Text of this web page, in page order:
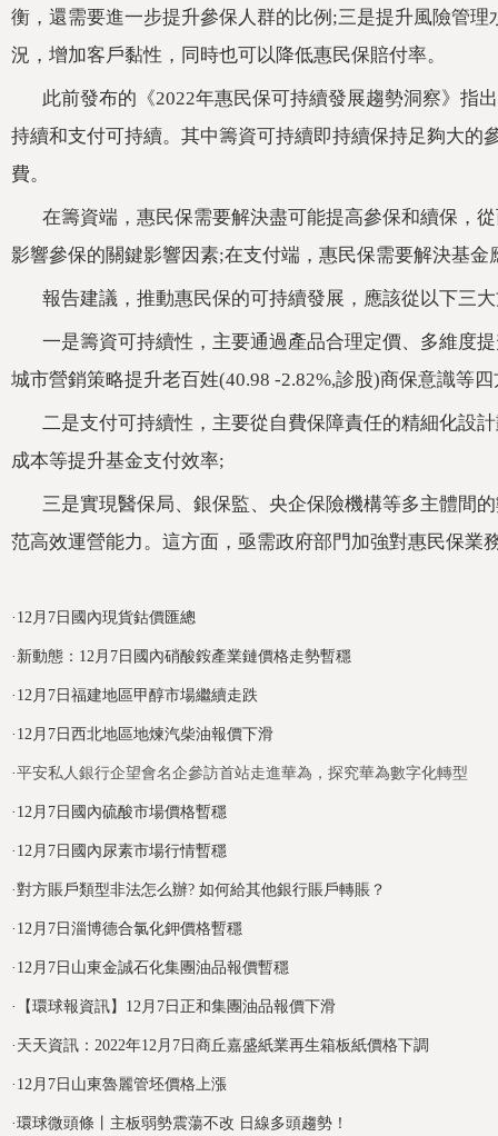
衡，還需要進一步提升參保人群的比例;三是提升風險
況，增加客戶黏性，同時也可以降低惠民保賠付率。
此前發布的《2022年惠民保可持續發展趨勢洞察》指
持續和支付可持續。其中籌資可持續即持續保持足夠大的參
費。
在籌資端，惠民保需要解決盡可能提高參保和續保，
影響參保的關鍵影響因素;在支付端，惠民保需要解決基金
報告建議，推動惠民保的可持續發展，應該從以下三
一是籌資可持續性，主要通過產品合理定價、多維
城市營銷策略提升老百姓(40.98 -2.82%,診股)商保意識等
二是支付可持續性，主要從自費保障責任的精細化
成本等提升基金支付效率;
三是實現醫保局、銀保監、央企保險機構等多主體間的
范高效運營能力。這方面，亟需政府部門加強對惠民保業務
· 12月7日國內現貨鈷價匯總
· 新動態：12月7日國內硝酸銨產業鏈價格走勢暫穩
· 12月7日福建地區甲醇市場繼續走跌
· 12月7日西北地區地煉汽柴油報價下滑
·平安私人銀行企望會名企參訪首站走進華為，探究華為數字化轉型
· 12月7日國內硫酸市場價格暫穩
· 12月7日國內尿素市場行情暫穩
·對方賬戶類型非法怎么辦? 如何給其他銀行賬戶轉賬？
· 12月7日淄博德合氯化鉀價格暫穩
· 12月7日山東金誠石化集團油品報價暫穩
· 【環球報資訊】12月7日正和集團油品報價下滑
· 天天資訊：2022年12月7日商丘嘉盛紙業再生箱板紙價格下調
· 12月7日山東魯麗管坯價格上漲
·環球微頭條丨主板弱勢震蕩不改 日線多頭趨勢！